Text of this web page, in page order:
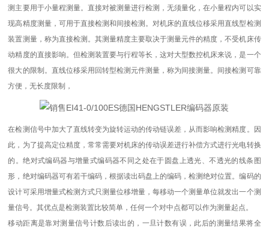
测主要用于小量程测量。直接对被测量进行检测，无须量化，在小量程内可以实
现高精度测量，可用于直接检测和间接检测。对机床的直线位移采用直线型检测
装置测量，称为直接检测。其测量精度主要取决于测量元件的精度，不受机床传
动精度的直接影响。但检测装置要与行程等长，这对大型数控机床来说，是一个
很大的限制。直线位移采用回转型检测元件测量，称为间接测量。间接检测可靠
方便，无长度限制，
在检测信号中加大了直线转变为旋转运动的传动链误差，从而影响检测精度。因
此，为了提高定位精度，常常需要对机床的传动误差进行补偿方式进行光电转换
的。绝对式编码器与增量式编码器不同之处在于圆盘上透光、不透光的线条图
形，绝对编码器可有若干编码，根据读出码盘上的编码，检测绝对位置。编码的
设计可采用增量式检测方式只测量位移增量，每移动一个测量单位就发出一个测
量信号。其优点是检测装置比较简单，任何一个对中点都可以作为测量起点。
移动距离是靠对测量信号计数后读出的，一旦计数有误，此后的测量结果将全